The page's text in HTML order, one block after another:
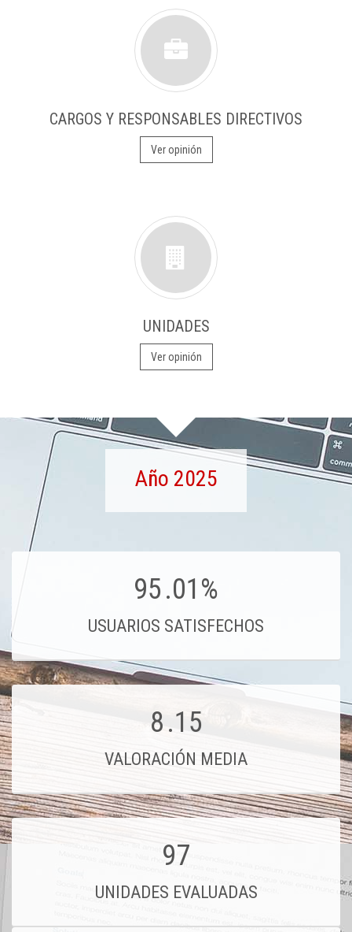
CARGOS Y RESPONSABLES DIRECTIVOS
Ver opinión
UNIDADES
Ver opinión
Año 2025
95.01%
USUARIOS SATISFECHOS
8.15
VALORACIÓN MEDIA
97
UNIDADES EVALUADAS